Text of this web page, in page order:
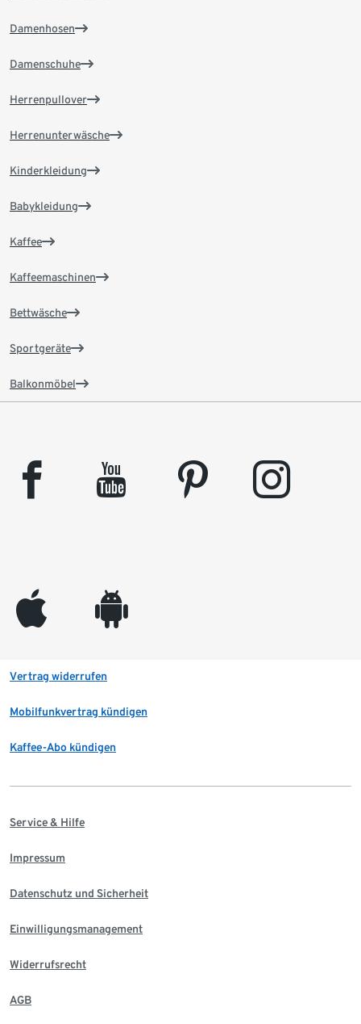
Damenhosen
Damenschuhe
Herrenpullover
Herrenunterwäsche
Kinderkleidung
Babykleidung
Kaffee
Kaffeemaschinen
Bettwäsche
Sportgeräte
Balkonmöbel
facebook youtube pinterest instagram
appleinc android
Vertrag widerrufen
Mobilfunkvertrag kündigen
Kaffee-Abo kündigen
Service & Hilfe
Impressum
Datenschutz und Sicherheit
Einwilligungsmanagement
Widerrufsrecht
AGB